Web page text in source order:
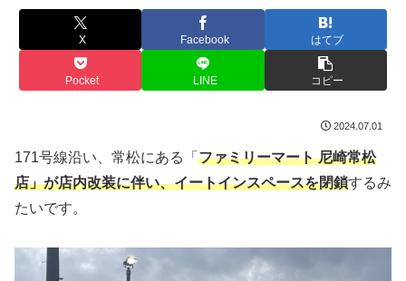
X Facebook はてブ
Pocket LINE コピー
2024.07.01
171号線沿い、常松にある「 ファミリーマート 尼崎常松
店」が店内改装に伴い、イートインスペースを閉鎖するみ
たいです。